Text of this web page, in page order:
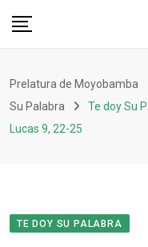
Prelatura de Moyobamba
Su Palabra
Te doy Su
Lucas 9, 22-25
TE DOY SU PALABRA